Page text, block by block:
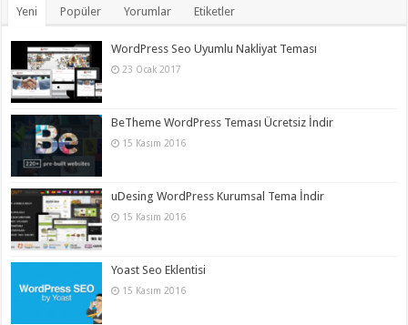
Yeni Popüler Yorumlar Etiketler
WordPress Seo Uyumlu Nakliyat Teması
23 Ocak 2017
BeTheme WordPress Teması Ücretsiz İndir
15 Kasım 2016
uDesing WordPress Kurumsal Tema İndir
15 Kasım 2016
Yoast Seo Eklentisi
15 Kasım 2016